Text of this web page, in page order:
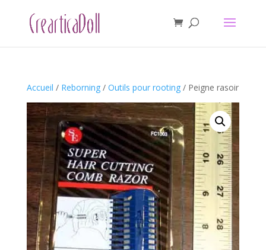
Accueil / Reborning/ Outils pour rooting/ Peigne rasoir